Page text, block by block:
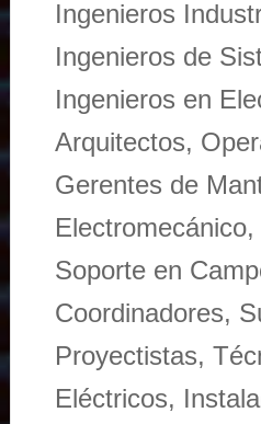
Ingenieros
Ingenieros de
Ingenieros en
Arquitectos,
Gerentes de
Soporte en
Coordinadores,
Proyectistas,
Eléctricos,